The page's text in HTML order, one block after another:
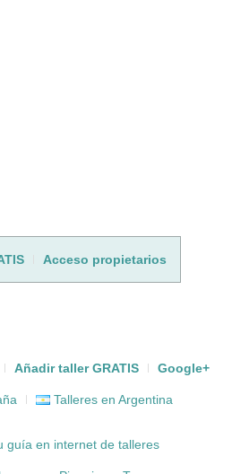
Acceso propietarios
Añadir taller GRATIS Google+
Talleres en Argentina
guía en internet de talleres